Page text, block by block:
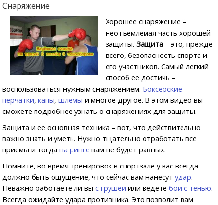
Снаряжение
Хорошее снаряжение –
неотъемлемая часть хорошей
защиты. Защита – это, прежде
всего, безопасность спорта и
его участников. Самый легкий
способ ее достичь –
воспользоваться нужным снаряжением. Боксёрские
перчатки, капы, шлемы и многое другое. В этом видео вы
сможете подробнее узнать о снаряжениях для защиты.
Защита и ее основная техника – вот, что действительно
важно знать и уметь. Нужно тщательно отработать все
приёмы и тогда на ринге вам не будет равных.
Помните, во время тренировок в спортзале у вас всегда
должно быть ощущение, что сейчас вам нанесут удар.
Неважно работаете ли вы с грушей или ведете бой с тенью.
Всегда ожидайте удара противника. Это позволит вам